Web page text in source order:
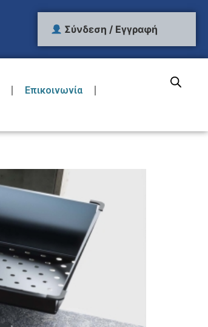
Σύνδεση / Εγγραφή
Επικοινωνία